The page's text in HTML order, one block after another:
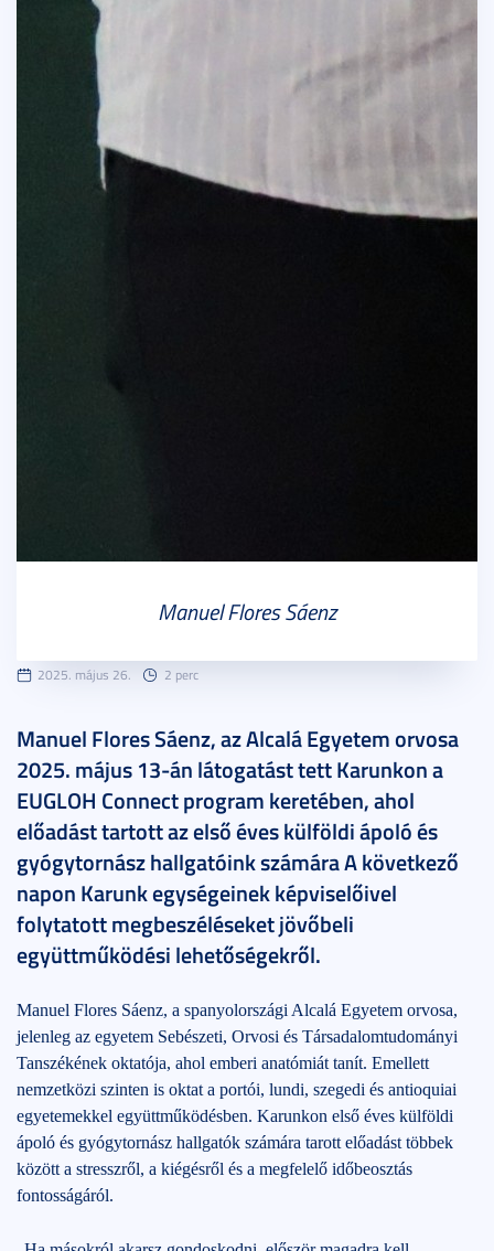
Manuel Flores Sáenz
2025. május 26. 2 perc
Manuel Flores Sáenz, az Alcalá Egyetem orvosa
2025. május 13-án látogatást tett Karunkon a
EUGLOH Connect program keretében, ahol
előadást tartott az első éves külföldi ápoló és
gyógytornász hallgatóink számára A következő
napon Karunk egységeinek képviselőivel
folytatott megbeszéléseket jövőbeli
együttműködési lehetőségekről.
Manuel Flores Sáenz, a spanyolországi Alcalá Egyetem orvosa,
jelenleg az egyetem Sebészeti, Orvosi és Társadalomtudományi
Tanszékének oktatója, ahol emberi anatómiát tanít. Emellett
nemzetközi szinten is oktat a portói, lundi, szegedi és antioquiai
egyetemekkel együttműködésben. Karunkon első éves külföldi
ápoló és gyógytornász hallgatók számára tarott előadást többek
között a stresszről, a kiégésről és a megfelelő időbeosztás
fontosságáról.